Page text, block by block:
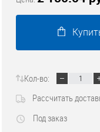
Кол-во:
Рассчитать
Под заказ